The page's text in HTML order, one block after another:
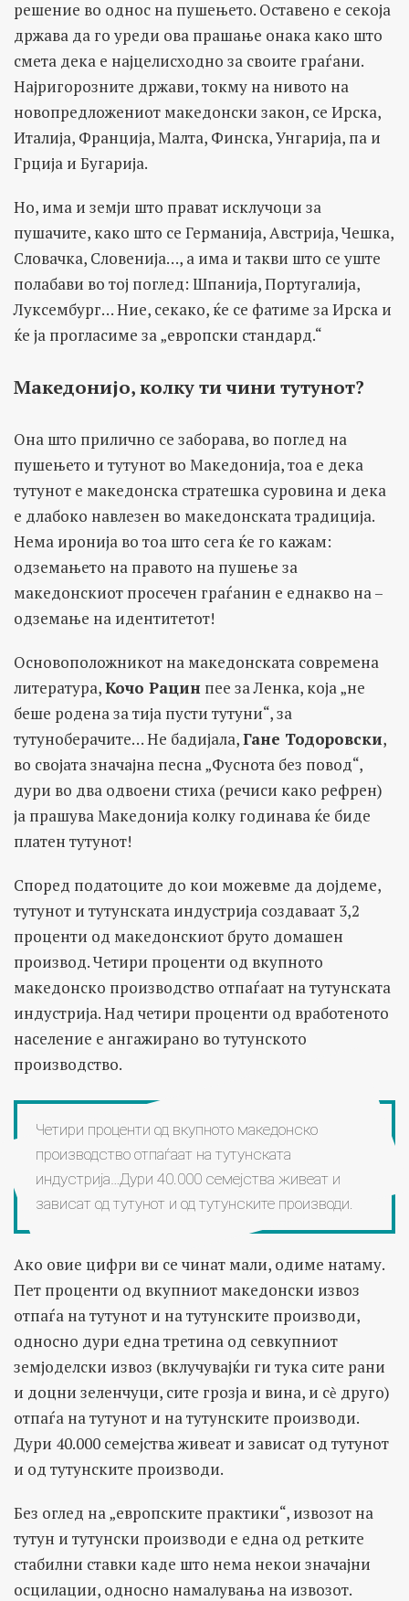
решение во однос на пушењето. Оставено е секоја
држава да го уреди ова прашање онака како што
смета дека е најцелисходно за своите граѓани.
Најригорозните држави, токму на нивото на
новопредложениот македонски закон, се Ирска,
Италија, Франција, Малта, Финска, Унгарија, па и
Грција и Бугарија.
Но, има и земји што прават исклучоци за
пушачите, како што се Германија, Австрија, Чешка,
Словачка, Словенија…, а има и такви што се уште
полабави во тој поглед: Шпанија, Португалија,
Луксембург… Ние, секако, ќе се фатиме за Ирска и
ќе ја прогласиме за „европски стандард.“
Македонијо, колку ти чини тутунот?
Она што прилично се заборава, во поглед на
пушењето и тутунот во Македонија, тоа е дека
тутунот е македонска стратешка суровина и дека
е длабоко навлезен во македонската традиција.
Нема иронија во тоа што сега ќе го кажам:
одземањето на правото на пушење за
македонскиот просечен граѓанин е еднакво на –
одземање на идентитетот!
Основоположникот на македонската современа
литература,Кочо Рацин пее за Ленка, која „не
беше родена за тија пусти тутуни“, за
тутуноберачите… Не бадијала,Гане Тодоровски,
во својата значајна песна „Фуснота без повод“,
дури во два одвоени стиха (речиси како рефрен)
ја прашува Македонија колку годинава ќе биде
платен тутунот!
Според податоците до кои можевме да дојдеме,
тутунот и тутунската индустрија создаваат 3,2
проценти од македонскиот бруто домашен
производ. Четири проценти од вкупното
македонско производство отпаѓаат на тутунската
индустрија. Над четири проценти од вработеното
население е ангажирано во тутунското
производство.
Четири проценти од вкупното македонско
производство отпаѓаат на тутунската
индустрија…Дури 40.000 семејства живеат и
зависат од тутунот и од тутунските производи.
Ако овие цифри ви се чинат мали, одиме натаму.
Пет проценти од вкупниот македонски извоз
отпаѓа на тутунот и на тутунските производи,
односно дури една третина од севкупниот
земјоделски извоз (вклучувајќи ги тука сите рани
и доцни зеленчуци, сите грозја и вина, и сѐ друго)
отпаѓа на тутунот и на тутунските производи.
Дури 40.000 семејства живеат и зависат од тутунот
и од тутунските производи.
Без оглед на „европските практики“, извозот на
тутун и тутунски производи е една од ретките
стабилни ставки каде што нема некои значајни
осцилации, односно намалувања на извозот.